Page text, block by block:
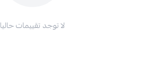
لا توجد تقييمات حاليا